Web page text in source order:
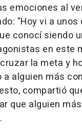
emociones al
"Hoy vi a unos
conocí siendo
en este
la meta y
a alguien más
compartió
que alguien